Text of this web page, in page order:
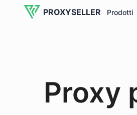
PROXYSELLER Prodotti
Proxy